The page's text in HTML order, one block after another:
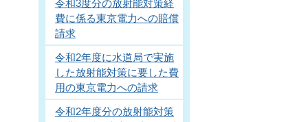
令和3度分の放射能対策経
費に係る東京電力への賠償
請求
令和2年度に水道局で実施
した放射能対策に要した費
用の東京電力への請求
令和2年度分の放射能対策